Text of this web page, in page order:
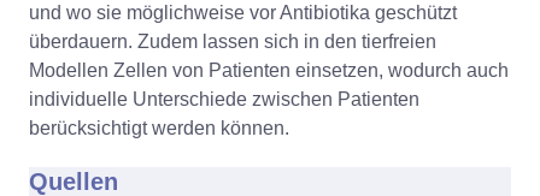
und wo sie möglichweise vor Antibiotika geschützt
überdauern. Zudem lassen sich in den tierfreien
Modellen Zellen von Patienten einsetzen, wodurch auch
individuelle Unterschiede zwischen Patienten
berücksichtigt werden können.
Quellen